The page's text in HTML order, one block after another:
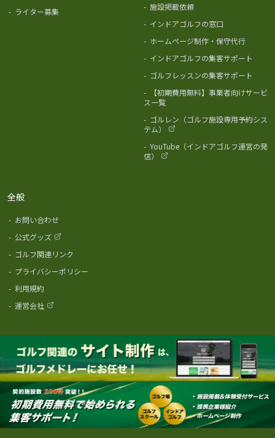
- ライター募集 - 施設掲載依頼
- インドアゴルフの窓口
- ホームページ制作・保守代行
- インドアゴルフの集客サポート
- ゴルフレッスンの集客サポート
-
【初期費用無料】事業者向けサービ
ス一覧
- ゴルレン（ゴルフ施設専用予約シス
テム）
- YouTube（インドアゴルフ運営の発
信）
全般
- お問い合わせ
- 公式グッズ
- ゴルフ関連リンク
- プライバシーポリシー
- 利用規約
- 運営会社